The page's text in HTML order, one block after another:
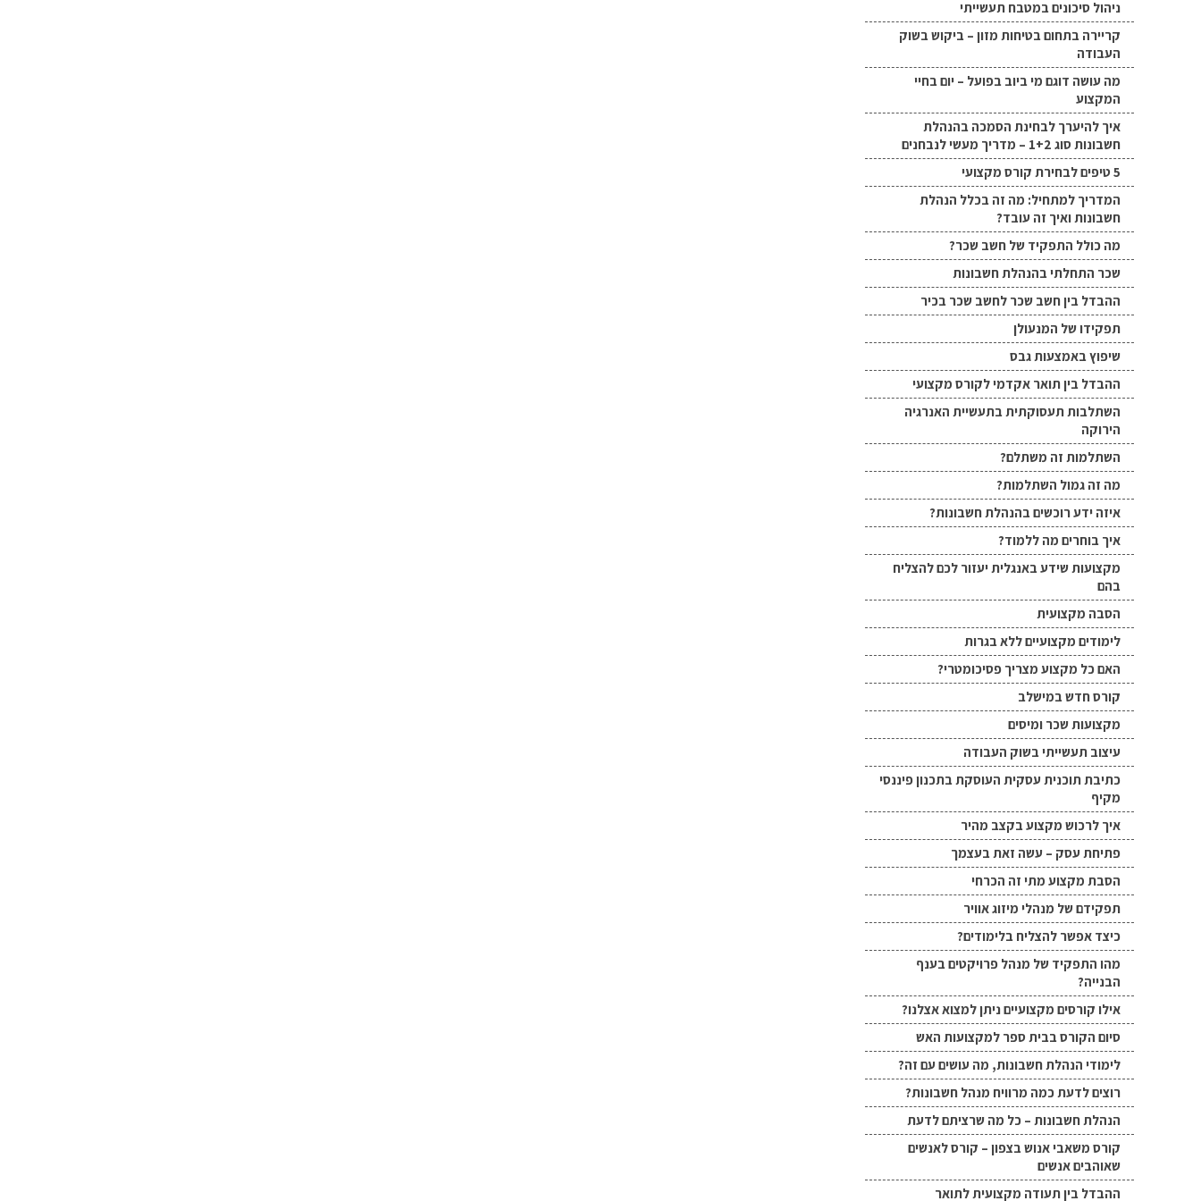
ניהול סיכונים במטבח תעשייתי
קריירה בתחום בטיחות מזון – ביקוש בשוק
העבודה
מה עושה דוגם מי ביוב בפועל – יום בחיי
המקצוע
איך להיערך לבחינת הסמכה בהנהלת
חשבונות סוג 1+2 – מדריך מעשי לנבחנים
5 טיפים לבחירת קורס מקצועי
המדריך למתחיל: מה זה בכלל הנהלת
חשבונות ואיך זה עובד?
מה כולל התפקיד של חשב שכר?
שכר התחלתי בהנהלת חשבונות
ההבדל בין חשב שכר לחשב שכר בכיר
תפקידו של המנעולן
שיפוץ באמצעות גבס
ההבדל בין תואר אקדמי לקורס מקצועי
השתלבות תעסוקתית בתעשיית האנרגיה
הירוקה
השתלמות זה משתלם?
מה זה גמול השתלמות?
איזה ידע רוכשים בהנהלת חשבונות?
איך בוחרים מה ללמוד?
מקצועות שידע באנגלית יעזור לכם להצליח
בהם
הסבה מקצועית
לימודים מקצועיים ללא בגרות
האם כל מקצוע מצריך פסיכומטרי?
קורס חדש במישלב
מקצועות שכר ומיסים
עיצוב תעשייתי בשוק העבודה
כתיבת תוכנית עסקית העוסקת בתכנון פיננסי
מקיף
איך לרכוש מקצוע בקצב מהיר
פתיחת עסק – עשה זאת בעצמך
הסבת מקצוע מתי זה הכרחי
תפקידם של מנהלי מיזוג אוויר
כיצד אפשר להצליח בלימודים?
מהו התפקיד של מנהל פרויקטים בענף
הבנייה?
אילו קורסים מקצועיים ניתן למצוא אצלנו?
סיום הקורס בבית ספר למקצועות האש
לימודי הנהלת חשבונות, מה עושים עם זה?
רוצים לדעת כמה מרוויח מנהל חשבונות?
הנהלת חשבונות – כל מה שרציתם לדעת
קורס משאבי אנוש בצפון – קורס לאנשים
שאוהבים אנשים
ההבדל בין תעודה מקצועית לתואר